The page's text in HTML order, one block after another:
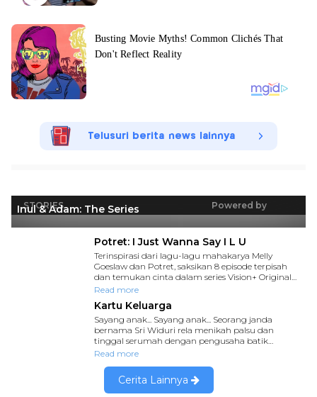
Telusuri berita news lainnya